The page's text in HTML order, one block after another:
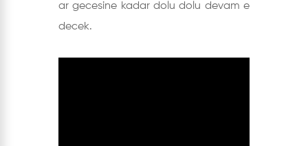
ar gecesine kadar dolu dolu devam e
decek.